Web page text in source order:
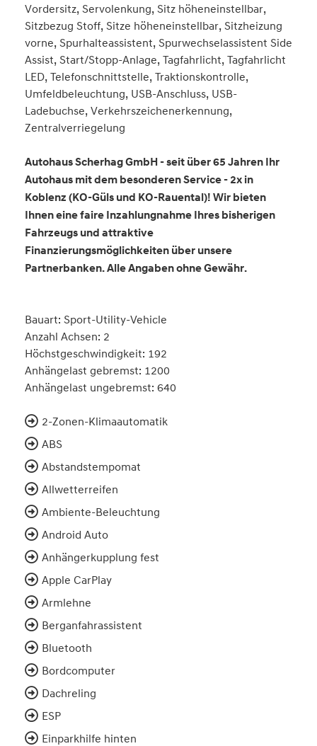
Vordersitz, Servolenkung, Sitz höheneinstellbar,
Sitzbezug Stoff, Sitze höheneinstellbar, Sitzheizung
vorne, Spurhalteassistent, Spurwechselassistent Side
Assist, Start/Stopp-Anlage, Tagfahrlicht, Tagfahrlicht
LED, Telefonschnittstelle, Traktionskontrolle,
Umfeldbeleuchtung, USB-Anschluss, USB-
Ladebuchse, Verkehrszeichenerkennung,
Zentralverriegelung
Autohaus Scherhag GmbH - seit über 65 Jahren Ihr
Autohaus mit dem besonderen Service - 2x in
Koblenz (KO-Güls und KO-Rauental)! Wir bieten
Ihnen eine faire Inzahlungnahme Ihres bisherigen
Fahrzeugs und attraktive
Finanzierungsmöglichkeiten über unsere
Partnerbanken. Alle Angaben ohne Gewähr.
Bauart: Sport-Utility-Vehicle
Anzahl Achsen: 2
Höchstgeschwindigkeit: 192
Anhängelast gebremst: 1200
Anhängelast ungebremst: 640
2-Zonen-Klimaautomatik
ABS
Abstandstempomat
Allwetterreifen
Ambiente-Beleuchtung
Android Auto
Anhängerkupplung fest
Apple CarPlay
Armlehne
Berganfahrassistent
Bluetooth
Bordcomputer
Dachreling
ESP
Einparkhilfe hinten